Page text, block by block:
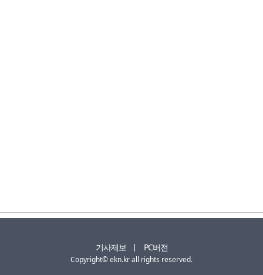
기사제보 PC버전
Copyright© ekn.kr all rights reserved.